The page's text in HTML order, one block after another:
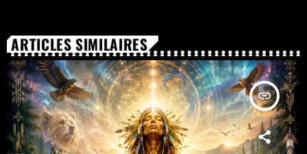
ARTICLES SIMILAIRES
insert_link